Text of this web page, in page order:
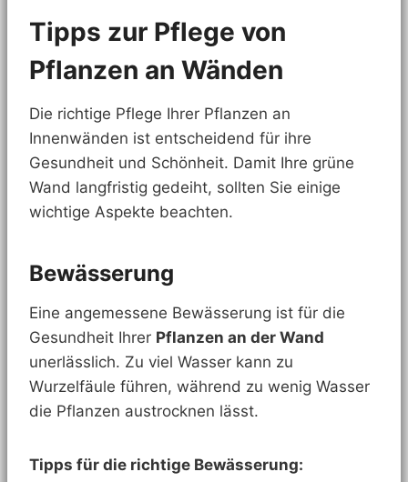
Tipps zur Pflege von
Pflanzen an Wänden
Die richtige Pflege Ihrer Pflanzen an
Innenwänden ist entscheidend für ihre
Gesundheit und Schönheit. Damit Ihre grüne
Wand langfristig gedeiht, sollten Sie einige
wichtige Aspekte beachten.
Bewässerung
Eine angemessene Bewässerung ist für die
Gesundheit Ihrer Pflanzen an der Wand
unerlässlich. Zu viel Wasser kann zu
Wurzelfäule führen, während zu wenig Wasser
die Pflanzen austrocknen lässt.
Tipps für die richtige Bewässerung: